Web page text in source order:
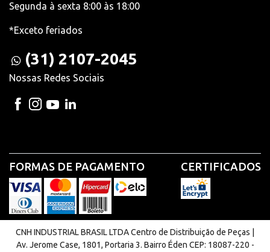
Segunda à sexta 8:00 às 18:00
*Exceto feriados
(31) 2107-2045
Nossas Redes Sociais
FORMAS DE PAGAMENTO CERTIFICADOS
CNH INDUSTRIAL BRASIL LTDA Centro de Distribuição de Peças |
Av. Jerome Case, 1801, Portaria 3. Bairro Éden CEP: 18087-220 -